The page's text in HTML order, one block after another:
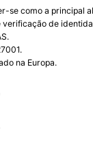
se como a principal
verificação de
na Europa.